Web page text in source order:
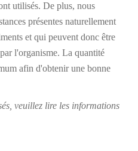
utilisés. De plus, nous
présentes naturellement
et qui peuvent donc être
l'organisme. La quantité
afin d'obtenir une bonne
veuillez lire les informations